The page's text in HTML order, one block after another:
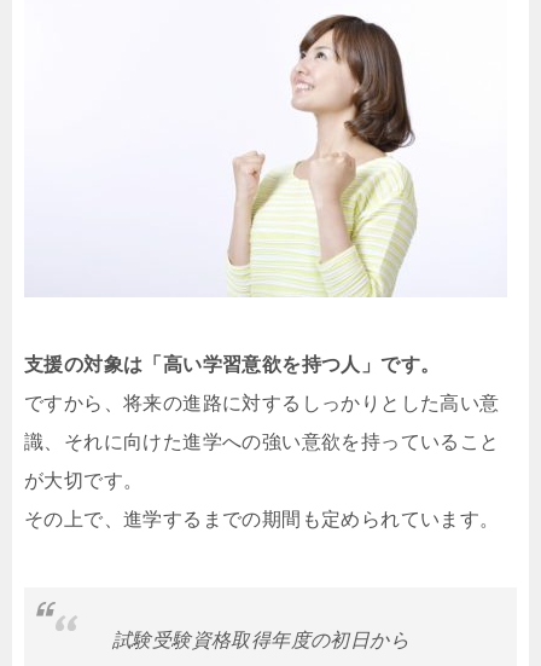
支援の対象は「高い学習意欲を持つ人」です。
ですから、将来の進路に対するしっかりとした高い意
識、それに向けた進学への強い意欲を持っていること
が大切です。
その上で、進学するまでの期間も定められています。
試験受験資格取得年度の初日から